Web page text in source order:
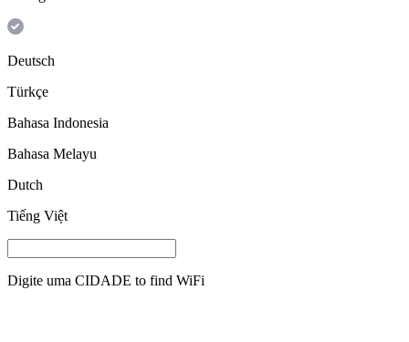
Deutsch
Türkçe
Bahasa Indonesia
Bahasa Melayu
Dutch
Tiếng Việt
Digite uma CIDADE to find WiFi